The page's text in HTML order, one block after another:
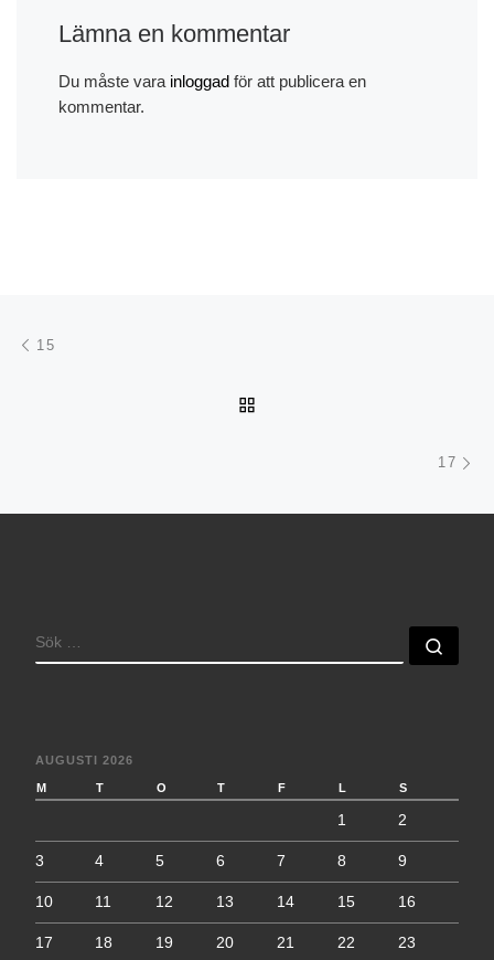
Lämna en kommentar
Du måste vara inloggadför att publicera en
kommentar.
Inläggsnavigering
15
17
SÖK
AUGUSTI 2026
M T O T F L S
1 2
3 4 5 6 7 8 9
10 11 12 13 14 15 16
17 18 19 20 21 22 23